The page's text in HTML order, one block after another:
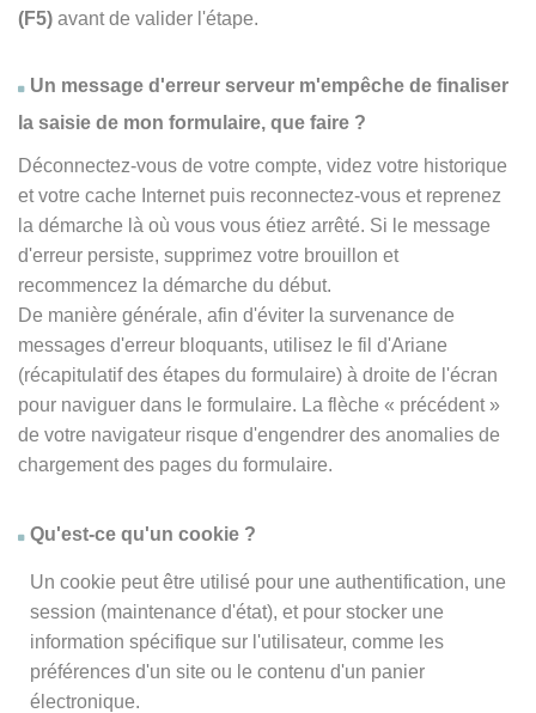
(F5) avant de valider l'étape.
Un message d'erreur serveur m'empêche de finaliser
la saisie de mon formulaire, que faire ?
Déconnectez-vous de votre compte, videz votre historique
et votre cache Internet puis reconnectez-vous et reprenez
la démarche là où vous vous étiez arrêté. Si le message
d'erreur persiste, supprimez votre brouillon et
recommencez la démarche du début.
De manière générale, afin d'éviter la survenance de
messages d'erreur bloquants, utilisez le fil d'Ariane
(récapitulatif des étapes du formulaire) à droite de l'écran
pour naviguer dans le formulaire. La flèche « précédent »
de votre navigateur risque d'engendrer des anomalies de
chargement des pages du formulaire.
Qu'est-ce qu'un cookie ?
Un cookie peut être utilisé pour une authentification, une
session (maintenance d'état), et pour stocker une
information spécifique sur l'utilisateur, comme les
préférences d'un site ou le contenu d'un panier
électronique.